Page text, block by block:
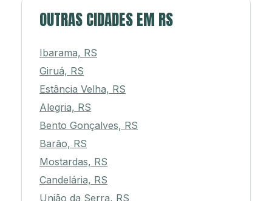
OUTRAS CIDADES EM RS
Ibarama, RS
Giruá, RS
Estância Velha, RS
Alegria, RS
Bento Gonçalves, RS
Barão, RS
Mostardas, RS
Candelária, RS
União da Serra, RS